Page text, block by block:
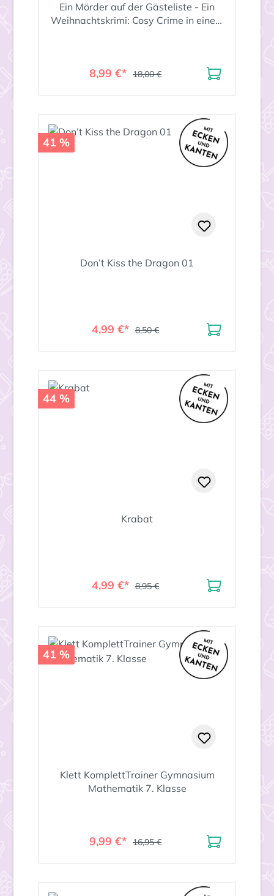
Ein Mörder auf der Gästeliste - Ein
Weihnachtskrimi: Cosy Crime in einem
8,99 €* 18,00 €
41 %
Don’t Kiss the Dragon 01
4,99 €* 8,50 €
44 %
Krabat
4,99 €* 8,95 €
41 %
Klett KomplettTrainer Gymnasium
Mathematik 7. Klasse
9,99 €* 16,95 €